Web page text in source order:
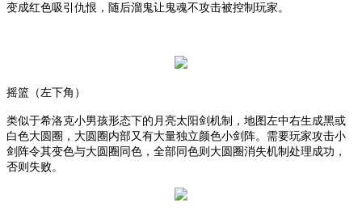
变成红色吸引仇恨，随后溜鬼让鬼魂不攻击被控制玩家。
摇篮（左下角）
类似于希洛克小男孩形态下的月亮太阳剑机制，地图左中右生成黑或
白色大圆圈，大圆圈内部又有大量独立颜色小剑阵。需要玩家攻击小
剑阵令其变色与大圆圈同色，全部同色则大圆圈消失机制处理成功，
否则失败。